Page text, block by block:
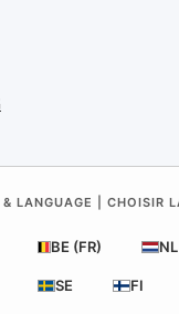
LANGUAGE | CHOISIR
BE (FR) NL
SE FI